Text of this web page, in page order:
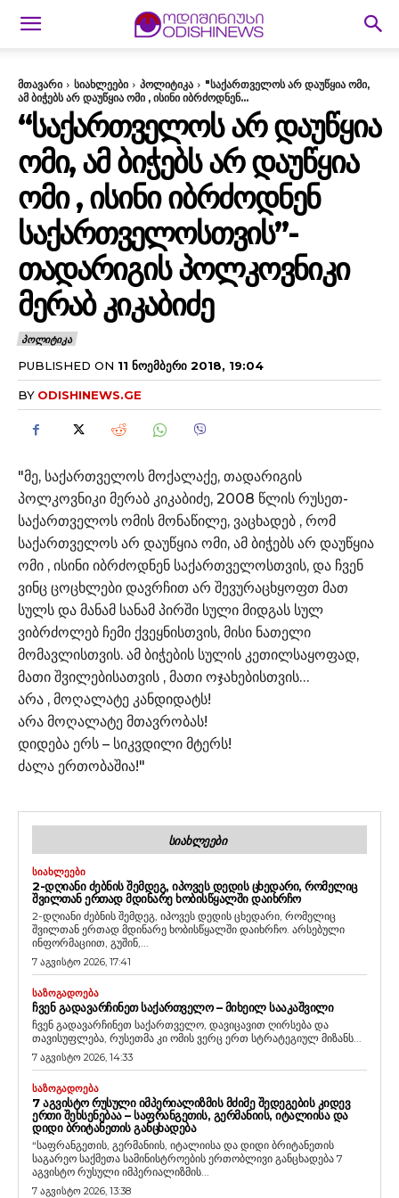
მთავარი სიახლეები პოლიტიკა
"საქართველოს არ დაუწყია ომი,
ამ ბიჭებს არ დაუწყია ომი , ისინი იბრძოდნენ...
“ᲡᲐᲥᲐᲠᲗᲕᲔᲚᲝᲡ ᲐᲠ ᲓᲐᲣᲬᲧᲘᲐ
ᲝᲛᲘ, ᲐᲛ ᲑᲘᲭᲔᲑᲡ ᲐᲠ ᲓᲐᲣᲬᲧᲘᲐ
ᲝᲛᲘ , ᲘᲡᲘᲜᲘ ᲘᲑᲠᲫᲝᲓᲜᲔᲜ
ᲡᲐᲥᲐᲠᲗᲕᲔᲚᲝᲡᲗᲕᲘᲡ”-
ᲗᲐᲓᲐᲠᲘᲒᲘᲡ ᲞᲝᲚᲙᲝᲕᲜᲘᲙᲘ
ᲛᲔᲠᲐᲑ ᲙᲘᲙᲐᲑᲘᲫᲔ
ᲞᲝᲚᲘᲢᲘᲙᲐ
PUBLISHED ON 11 ᲜᲝᲔᲛᲑᲔᲠᲘ 2018, 19:04
BY ODISHINEWS.GE
"მე, საქართველოს მოქალაქე, თადარიგის
პოლკოვნიკი მერაბ კიკაბიძე, 2008 წლის რუსეთ-
საქართველოს ომის მონაწილე, ვაცხადებ , რომ
საქართველოს არ დაუწყია ომი, ამ ბიჭებს არ დაუწყია
ომი , ისინი იბრძოდნენ საქართველოსთვის, და ჩვენ
ვინც ცოცხლები დავრჩით არ შევურაცხყოფთ მათ
სულს და მანამ სანამ პირში სული მიდგას სულ
ვიბრძოლებ ჩემი ქვეყნისთვის, მისი ნათელი
მომავლისთვის. ამ ბიჭების სულის კეთილსაყოფად,
მათი შვილებისათვის , მათი ოჯახებისთვის…
არა , მოღალატე კანდიდატს!
არა მოღალატე მთავრობას!
დიდება ერს – სიკვდილი მტერს!
ძალა ერთობაშია!"
ᲡᲘᲐᲮᲚᲔᲔᲑᲘ
ᲡᲘᲐᲮᲚᲔᲔᲑᲘ
2-ᲓᲦᲘᲐᲜᲘ ᲫᲔᲑᲜᲘᲡ ᲨᲔᲛᲓᲔᲒ, ᲘᲞᲝᲕᲔᲡ ᲓᲔᲓᲘᲡ ᲪᲮᲔᲓᲐᲠᲘ, ᲠᲝᲛᲔᲚᲘᲪ
ᲨᲕᲘᲚᲗᲐᲜ ᲔᲠᲗᲐᲓ ᲛᲓᲘᲜᲐᲠᲔ ᲮᲝᲑᲘᲡᲬᲧᲐᲚᲨᲘ ᲓᲐᲘᲮᲠᲩᲝ
2-დღიანი ძებნის შემდეგ, იპოვეს დედის ცხედარი, რომელიც
შვილთან ერთად მდინარე ხობისწყალში დაიხრჩო. არსებული
ინფორმაციით, გუშინ,...
7 აგვისტო 2026, 17:41
ᲡᲐᲖᲝᲒᲐᲓᲝᲔᲑᲐ
ᲩᲕᲔᲜ ᲒᲐᲓᲐᲕᲐᲠᲩᲘᲜᲔᲗ ᲡᲐᲥᲐᲠᲗᲕᲔᲚᲝ – ᲛᲘᲮᲔᲘᲚ ᲡᲐᲐᲙᲐᲨᲕᲘᲚᲘ
ჩვენ გადავარჩინეთ საქართველო, დავიცავით ღირსება და
თავისუფლება, რუსეთმა კი ომის ვერც ერთ სტრატეგიულ მიზანს...
7 აგვისტო 2026, 14:33
ᲡᲐᲖᲝᲒᲐᲓᲝᲔᲑᲐ
7 ᲐᲒᲕᲘᲡᲢᲝ ᲠᲣᲡᲣᲚᲘ ᲘᲛᲞᲔᲠᲘᲐᲚᲘᲖᲛᲘᲡ ᲛᲫᲘᲛᲔ ᲨᲔᲓᲔᲒᲔᲑᲘᲡ ᲙᲘᲓᲔᲕ
ᲔᲠᲗᲘ ᲨᲔᲮᲡᲔᲜᲔᲑᲐᲐ – ᲡᲐᲤᲠᲐᲜᲒᲔᲗᲘᲡ, ᲒᲔᲠᲛᲐᲜᲘᲘᲡ, ᲘᲢᲐᲚᲘᲘᲡᲐ ᲓᲐ
ᲓᲘᲓᲘ ᲑᲠᲘᲢᲐᲜᲔᲗᲘᲡ ᲒᲐᲜᲪᲮᲐᲓᲔᲑᲐ
“საფრანგეთის, გერმანიის, იტალიისა და დიდი ბრიტანეთის
საგარეო საქმეთა სამინისტროების ერთობლივი განცხადება 7
აგვისტო რუსული იმპერიალიზმის...
7 აგვისტო 2026, 13:38